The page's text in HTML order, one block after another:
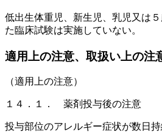
低出生体重児、新生児、乳児又は
た臨床試験は実施していない。
適用上の注意、取扱い上の注
（適用上の注意）
１４．１． 薬剤投与後の注意
投与部位のアレルギー症状が数日持